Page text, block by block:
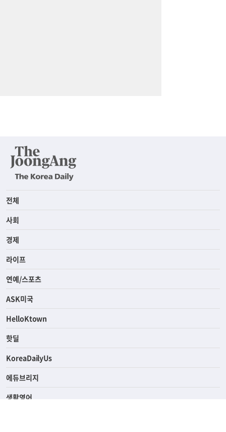
전체
사회
경제
라이프
연예/스포츠
ASK미국
HelloKtown
핫딜
KoreaDailyUs
에듀브리지